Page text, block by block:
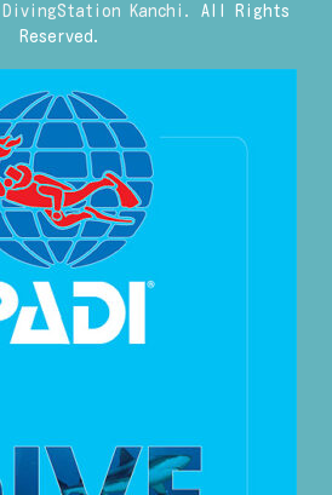
DivingStation Kanchi.
All Rights
Reserved.